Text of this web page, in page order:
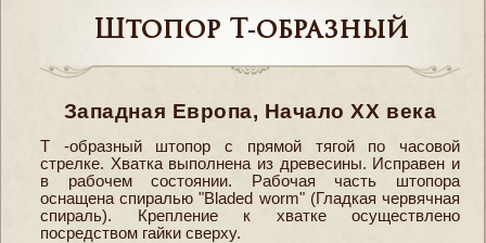
Штопор Т-образный
Западная Европа, Начало XX века
Т -образный штопор с прямой тягой по часовой
стрелке. Хватка выполнена из древесины. Исправен и
в рабочем состоянии. Рабочая часть штопора
оснащена спиралью "Bladed worm" (Гладкая червячная
спираль). Крепление к хватке осуществлено
посредством гайки сверху.